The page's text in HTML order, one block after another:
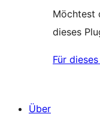
Möchtest
dieses
Für
Über